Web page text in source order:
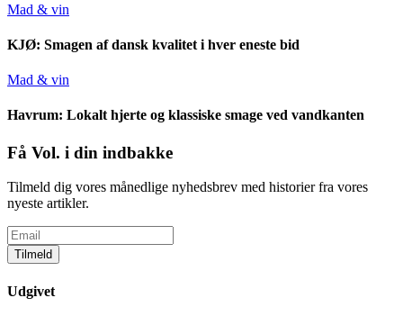
Mad & vin
KJØ: Smagen af dansk kvalitet i hver eneste bid
Mad & vin
Havrum: Lokalt hjerte og klassiske smage ved vandkanten
Få Vol. i din indbakke
Tilmeld dig vores månedlige nyhedsbrev med historier fra vores
nyeste artikler.
Tilmeld
Udgivet